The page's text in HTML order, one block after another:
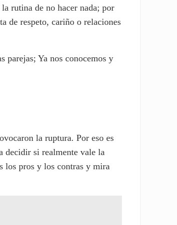
rutina de no hacer nada; por
de respeto, cariño o relaciones
parejas; Ya nos conocemos y
la ruptura. Por eso es
decidir si realmente vale la
los pros y los contras y mira